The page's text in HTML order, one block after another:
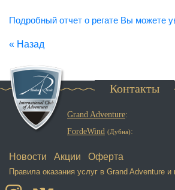
Подробный отчет о регате Вы можете
« Назад
Контакты
Grand Adventure:
FordeWind (Дубна):
Новости Акции Оферта
Правила оказания услуг в Grand Adventure и